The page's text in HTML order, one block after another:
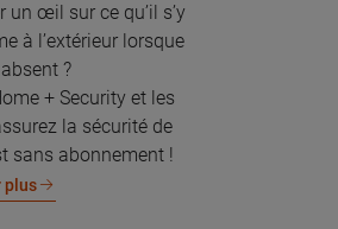
un œil sur ce qu’il s’y
à l’extérieur lorsque
?
+ Security et les
la sécurité de
sans abonnement !
plus